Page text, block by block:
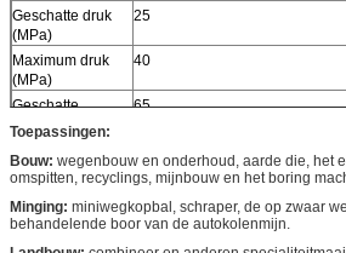
Geschatte druk
(MPa)
25
Maximum druk
(MPa)
40
Geschatte
snelheid (r/min)
65
(r/min)
Toepassingen:
Bouw: wegenbouw en onderhoud, aarde die, het
omspitten, recyclings, mijnbouw en het boring
Minging: miniwegkopbal, schraper, de op zwaar
behandelende boor van de autokolenmijn.